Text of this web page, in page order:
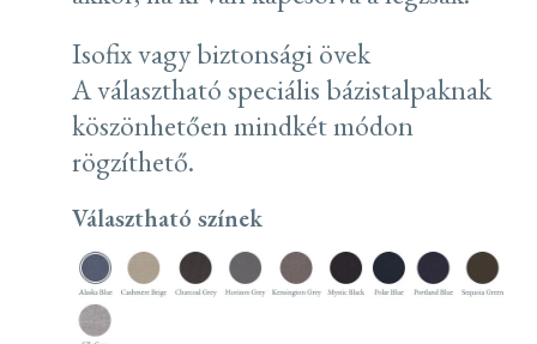
Isofix vagy biztonsági övek
A választható speciális bázistalpaknak
köszönhetően mindkét módon
rögzíthető.
Választható színek